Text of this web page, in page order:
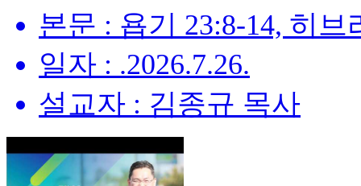
본문 : 욥기 23:8-14, 히브
일자 : .2026.7.26.
설교자 : 김종규 목사